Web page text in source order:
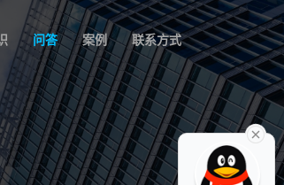
问答 案例 联系方式